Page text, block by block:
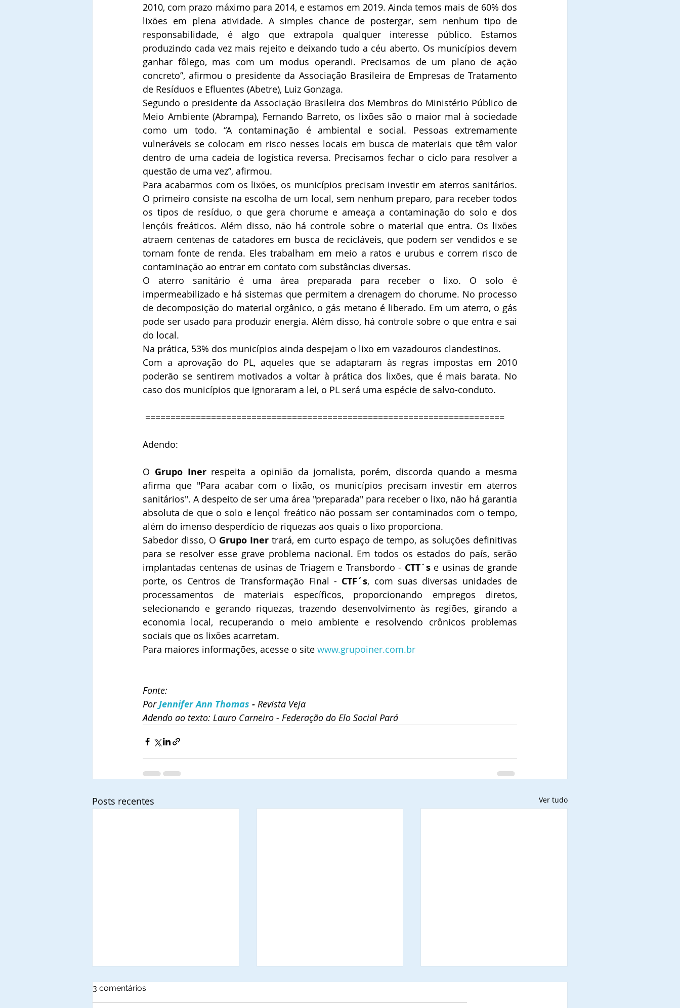
2010, com prazo máximo para 2014, e estamos em 2019. Ainda temos mais de 60% dos
lixões em plena atividade. A simples chance de postergar, sem nenhum tipo de
responsabilidade, é algo que extrapola qualquer interesse público. Estamos
produzindo cada vez mais rejeito e deixando tudo a céu aberto. Os municípios devem
ganhar fôlego, mas com um modus operandi. Precisamos de um plano de ação
concreto”, afirmou o presidente da Associação Brasileira de Empresas de Tratamento
de Resíduos e Efluentes (Abetre), Luiz Gonzaga.
Segundo o presidente da Associação Brasileira dos Membros do Ministério Público de
Meio Ambiente (Abrampa), Fernando Barreto, os lixões são o maior mal à sociedade
como um todo. “A contaminação é ambiental e social. Pessoas extremamente
vulneráveis se colocam em risco nesses locais em busca de materiais que têm valor
dentro de uma cadeia de logística reversa. Precisamos fechar o ciclo para resolver a
questão de uma vez”, afirmou.
Para acabarmos com os lixões, os municípios precisam investir em aterros sanitários.
O primeiro consiste na escolha de um local, sem nenhum preparo, para receber todos
os tipos de resíduo, o que gera chorume e ameaça a contaminação do solo e dos
lençóis freáticos. Além disso, não há controle sobre o material que entra. Os lixões
atraem centenas de catadores em busca de recicláveis, que podem ser vendidos e se
tornam fonte de renda. Eles trabalham em meio a ratos e urubus e correm risco de
contaminação ao entrar em contato com substâncias diversas.
O aterro sanitário é uma área preparada para receber o lixo. O solo é
impermeabilizado e há sistemas que permitem a drenagem do chorume. No processo
de decomposição do material orgânico, o gás metano é liberado. Em um aterro, o gás
pode ser usado para produzir energia. Além disso, há controle sobre o que entra e sai
do local.
Na prática, 53% dos municípios ainda despejam o lixo em vazadouros clandestinos.
Com a aprovação do PL, aqueles que se adaptaram às regras impostas em 2010
poderão se sentirem motivados a voltar à prática dos lixões, que é mais barata. No
caso dos municípios que ignoraram a lei, o PL será uma espécie de salvo-conduto.
=======================================================================
Adendo:
O Grupo Iner respeita a opinião da jornalista, porém, discorda quando a mesma
afirma que "Para acabar com o lixão, os municípios precisam investir em aterros
sanitários". A despeito de ser uma área "preparada" para receber o lixo, não há garantia
absoluta de que o solo e lençol freático não possam ser contaminados com o tempo,
além do imenso desperdício de riquezas aos quais o lixo proporciona.
Sabedor disso, O Grupo Iner trará, em curto espaço de tempo, as soluções definitivas
para se resolver esse grave problema nacional. Em todos os estados do país, serão
implantadas centenas de usinas de Triagem e Transbordo - CTT´s e usinas de grande
porte, os Centros de Transformação Final - CTF´s, com suas diversas unidades de
processamentos de materiais específicos, proporcionando empregos diretos,
selecionando e gerando riquezas, trazendo desenvolvimento às regiões, girando a
economia local, recuperando o meio ambiente e resolvendo crônicos problemas
sociais que os lixões acarretam.
Para maiores informações, acesse o site www.grupoiner.com.br
Fonte:
Por Jennifer Ann Thomas - Revista Veja
Adendo ao texto: Lauro Carneiro - Federação do Elo Social Pará
Posts recentes Ver tudo
3 comentários